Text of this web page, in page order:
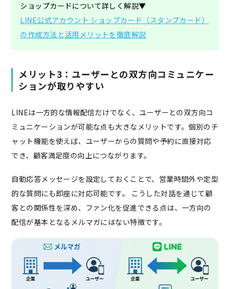
ショップカードについて詳しく解説▼
LINE公式アカウント ショップカード（スタンプカード）
の作成方法と活用メリットを徹底解説
メリット3：ユーザーとの双方向コミュニケー
ションが取りやすい
LINEは一方的な情報配信だけでなく、ユーザーとの双方向コ
ミュニケーションが可能な点も大きなメリットです。個別のチ
ャット機能を使えば、ユーザーからの質問や予約に直接対応
でき、顧客満足度の向上につながります。
自動応答メッセージを設定しておくことで、営業時間外や定型
的な質問にも即座に対応可能です。 こうした対話を通じて顧
客との関係性を深め、ファン化を促進できる点は、一方向の
配信が基本となるメルマガにはない特徴です。